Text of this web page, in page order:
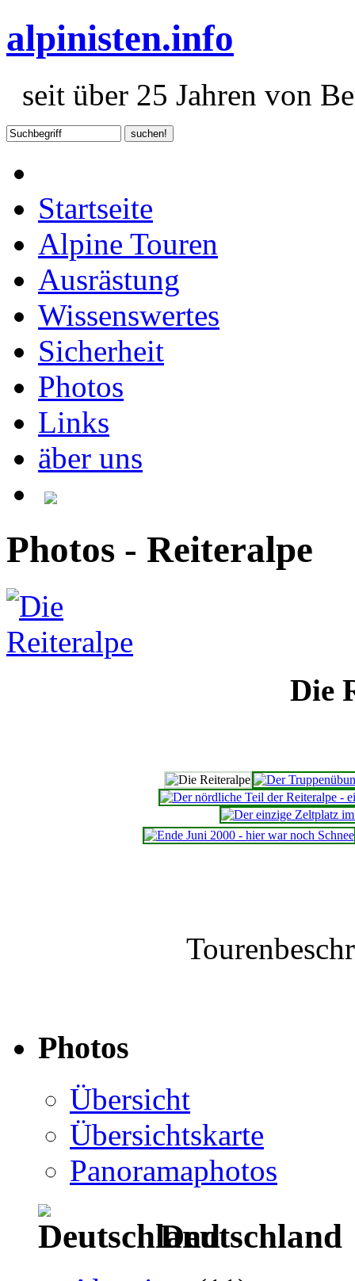
alpinisten.info
seit über 25 Jahren von
Startseite
Alpine Touren
Ausrästung
Wissenswertes
Sicherheit
Photos
Links
äber uns
Photos - Reiteralpe
Die
Photos
Übersicht
Übersichtskarte
Panoramaphotos
Deutschland